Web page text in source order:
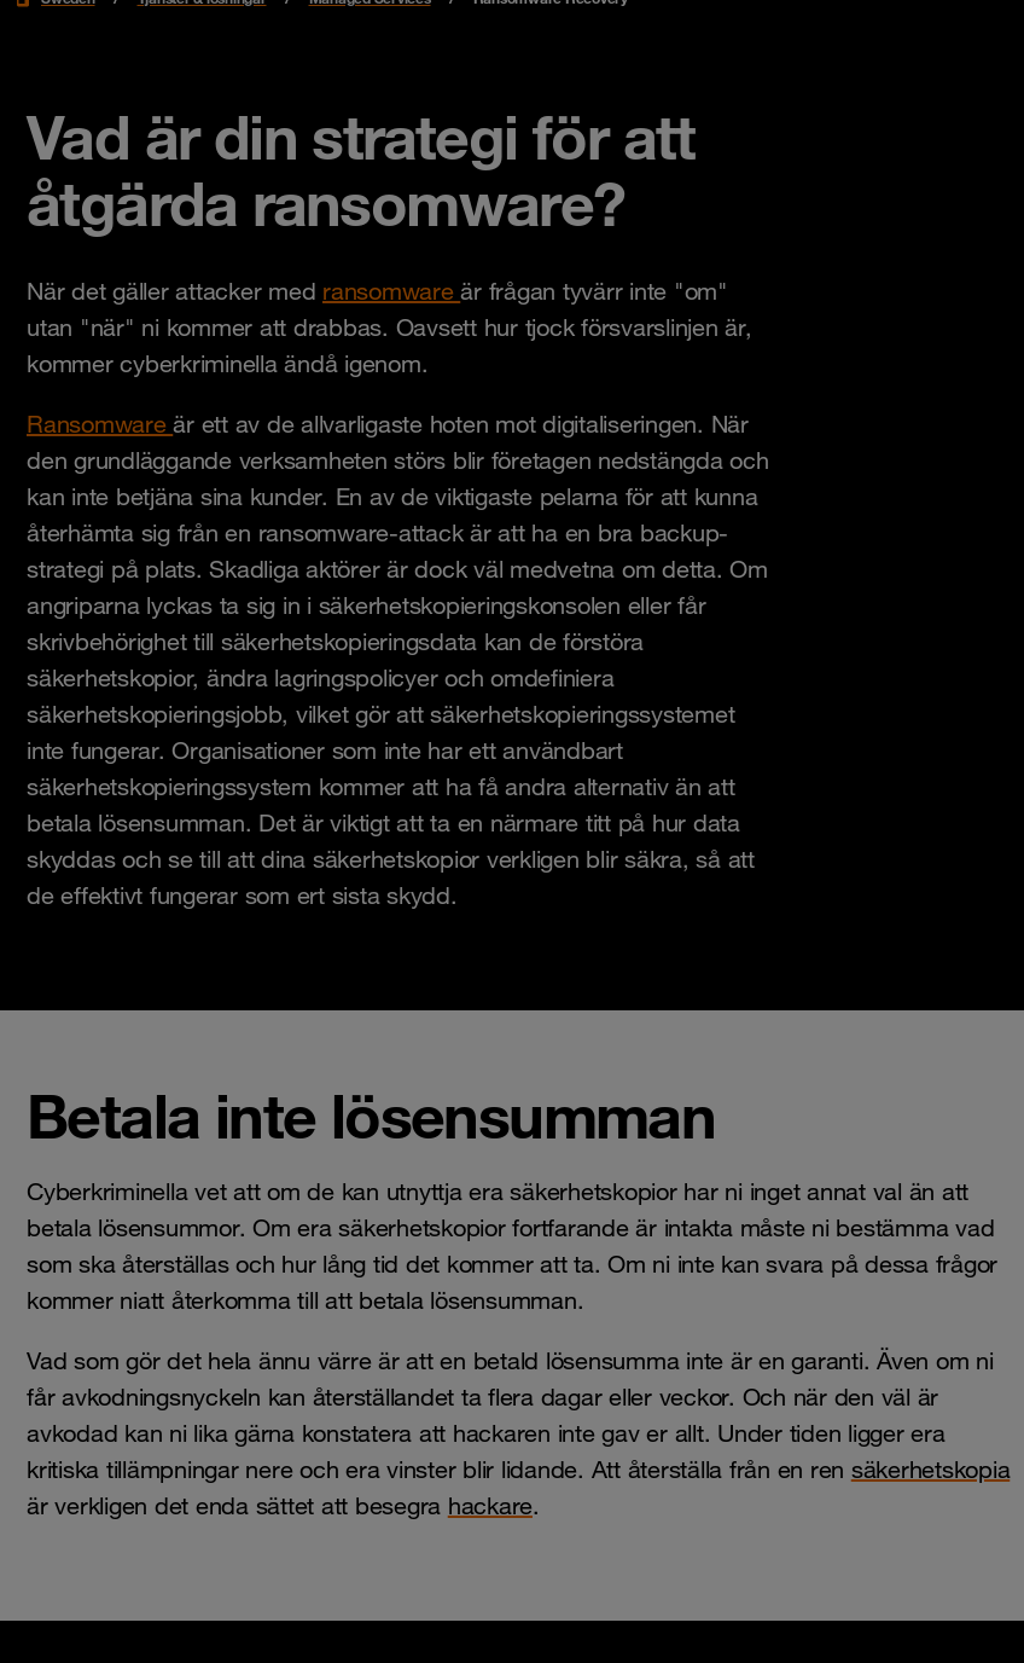
Vad är din strategi för att
åtgärda ransomware?
När det gäller attacker med ransomwareär frågan tyvärr inte "om"
utan "när" ni kommer att drabbas. Oavsett hur tjock försvarslinjen är,
kommer cyberkriminella ändå igenom.
Ransomwareär ett av de allvarligaste hoten mot digitaliseringen. När
den grundläggande verksamheten störs blir företagen nedstängda och
kan inte betjäna sina kunder. En av de viktigaste pelarna för att kunna
återhämta sig från en ransomware-attack är att ha en bra backup-
strategi på plats. Skadliga aktörer är dock väl medvetna om detta. Om
angriparna lyckas ta sig in i säkerhetskopieringskonsolen eller får
skrivbehörighet till säkerhetskopieringsdata kan de förstöra
säkerhetskopior, ändra lagringspolicyer och omdefiniera
säkerhetskopieringsjobb, vilket gör att säkerhetskopieringssystemet
inte fungerar. Organisationer som inte har ett användbart
säkerhetskopieringssystem kommer att ha få andra alternativ än att
betala lösensumman. Det är viktigt att ta en närmare titt på hur data
skyddas och se till att dina säkerhetskopior verkligen blir säkra, så att
de effektivt fungerar som ert sista skydd.
Betala inte lösensumman
Cyberkriminella vet att om de kan utnyttja era säkerhetskopior har ni inget annat val än att
betala lösensummor. Om era säkerhetskopior fortfarande är intakta måste ni bestämma vad
som ska återställas och hur lång tid det kommer att ta. Om ni inte kan svara på dessa frågor
kommer niatt återkomma till att betala lösensumman.
Vad som gör det hela ännu värre är att en betald lösensumma inte är en garanti. Även om ni
får avkodningsnyckeln kan återställandet ta flera dagar eller veckor. Och när den väl är
avkodad kan ni lika gärna konstatera att hackaren inte gav er allt. Under tiden ligger era
kritiska tillämpningar nere och era vinster blir lidande. Att återställa från en ren säkerhetskopia
är verkligen det enda sättet att besegra hackare.